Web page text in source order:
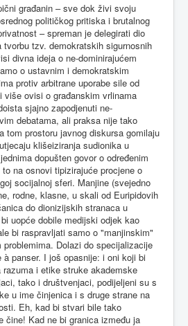
građanin – sve dok živi svoju
političkog pritiska i brutalnog
– spreman je delegirati dio
tzv. demokratskih sigurnosnih
divna ideja o ne-dominirajućem
o ustavnim i demokratskim
protiv arbitrane uporabe sile od
više ovisi o građanskim vrlinama
sjajno zapodjenuti ne-
debatama, ali praksa nije tako
tom prostoru javnog diskursa gomilaju
klišeiziranja sudionika u
dopušten govor o određenim
na osnovi tipizirajuće procjene o
socijalnoj sferi. Manjine (svejedno
rodne, klasne, u skali od Euripidovih
do dionizijskih stranaca u
uopće dobile medijski odjek kao
bi raspravljati samo o "manjinskim"
Dolazi do specijalizacije
panser. I još opasnije: i oni koji bi
i etike struke akademske
tako i društvenjaci, podijeljeni su s
u ime činjenica i s druge strane na
Eh, kad bi stvari bile tako
čine! Kad ne bi granica između ja